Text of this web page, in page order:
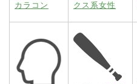
カラコン クス系女性